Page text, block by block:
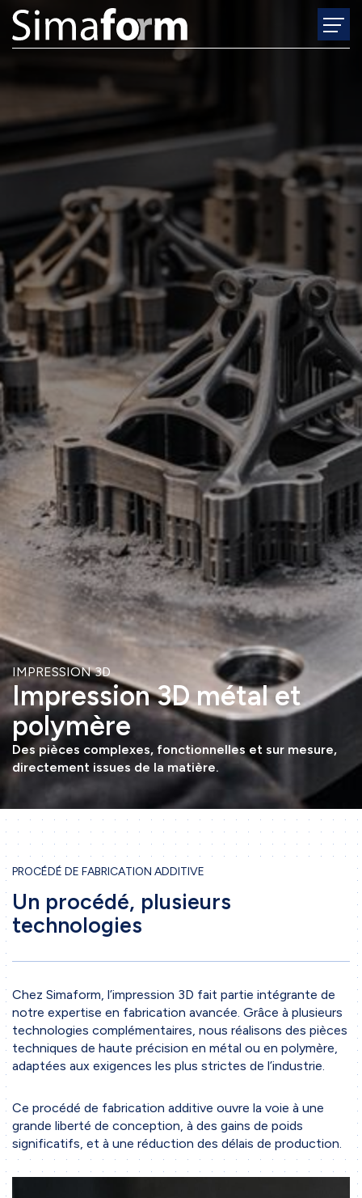
IMPRESSION 3D
Impression 3D métal et
polymère
Des pièces complexes, fonctionnelles et sur mesure,
directement issues de la matière.
PROCÉDÉ DE FABRICATION ADDITIVE
Un procédé, plusieurs
technologies
Chez Simaform, l’impression 3D fait partie intégrante de
notre expertise en fabrication avancée. Grâce à plusieurs
technologies complémentaires, nous réalisons des pièces
techniques de haute précision en métal ou en polymère,
adaptées aux exigences les plus strictes de l’industrie.
Ce procédé de fabrication additive ouvre la voie à une
grande liberté de conception, à des gains de poids
significatifs, et à une réduction des délais de production.